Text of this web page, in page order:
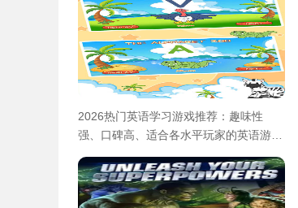
2026热门英语学习游戏推荐：趣味性
强、口碑高、适合各水平玩家的英语游戏